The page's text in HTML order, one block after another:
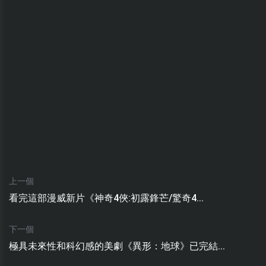
上一個
看完這部漫威新片《神奇4俠:初露鋒芒/驚奇4...
下一個
極具未來性和科幻感的美劇《異形：地球》已完結...